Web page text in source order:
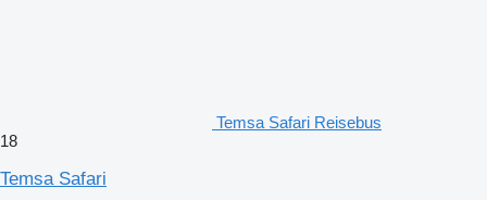
Temsa Safari Reisebus
18
Temsa Safari